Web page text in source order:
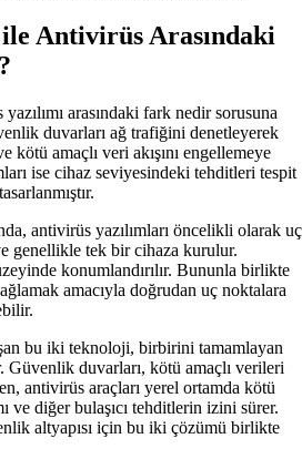
Antivirüs Arasındaki
arasındaki fark nedir sorusuna
duvarları ağ trafiğini denetleyerek
amaçlı veri akışını engellemeye
ise cihaz seviyesindeki tehditleri tespit
antivirüs yazılımları öncelikli olarak uç
genellikle tek bir cihaza kurulur.
konumlandırılır. Bununla birlikte
amacıyla doğrudan uç noktalara
bu iki teknoloji, birbirini tamamlayan
Güvenlik duvarları, kötü amaçlı verileri
antivirüs araçları yerel ortamda kötü
ve diğer bulaşıcı tehditlerin izini sürer.
altyapısı için bu iki çözümü birlikte